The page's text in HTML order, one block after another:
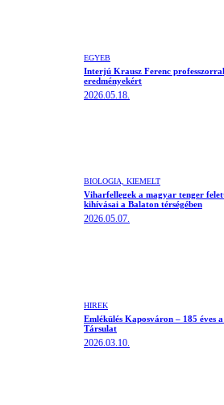
EGYÉB
Interjú Krausz Ferenc
eredményekért
2026.05.18.
BIOLÓGIA, KIEMELT
Viharfellegek a magyar tenger
kihívásai a Balaton térségében
2026.05.07.
HÍREK
Emlékülés Kaposváron – 185 éves
Társulat
2026.03.10.